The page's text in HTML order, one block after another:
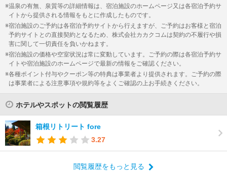
温泉の有無、泉質等の詳細情報は、宿泊施設のホームページ又は各宿泊予約サ
イトから提供される情報をもとに作成したものです。
宿泊施設のご予約は各宿泊予約サイトから行えますが、ご予約はお客様と宿泊
予約サイトとの直接契約となるため、株式会社カカクコムは契約の不履行や損
害に関して一切責任を負いかねます。
宿泊施設の価格や空室状況は常に変動しています。ご予約の際は各宿泊予約サ
イトや宿泊施設のホームページで最新の情報をご確認ください。
各種ポイント付与やクーポン等の特典は事業者より提供されます。ご予約の際
は事業者による注意事項や規約等をよくご確認の上お手続きください。
ホテルやスポットの閲覧履歴
箱根リトリート fore
3.27
閲覧履歴をもっと見る